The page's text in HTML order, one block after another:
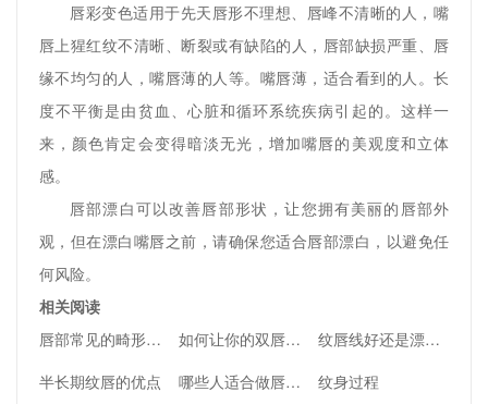
唇彩变色适用于先天唇形不理想、唇峰不清晰的人，嘴
唇上猩红纹不清晰、断裂或有缺陷的人，唇部缺损严重、唇
缘不均匀的人，嘴唇薄的人等。嘴唇薄，适合看到的人。长
度不平衡是由贫血、心脏和循环系统疾病引起的。这样一
来，颜色肯定会变得暗淡无光，增加嘴唇的美观度和立体
感。
唇部漂白可以改善唇部形状，让您拥有美丽的唇部外
观，但在漂白嘴唇之前，请确保您适合唇部漂白，以避免任
何风险。
相关阅读
唇部常见的畸形唇部有哪些
如何让你的双唇长期诱人漂亮？深入了解一下
纹唇线好还是漂唇好？
半长期纹唇的优点
哪些人适合做唇部漂白？
纹身过程